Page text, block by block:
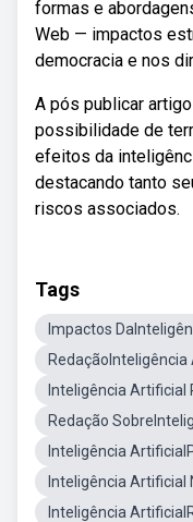
formas e
Web — impactos
democracia e nos
A pós publicar
possibilidade de
efeitos da
destacando tanto
riscos associados.
Tags
Impactos
RedaçãoInteligência
Inteligência Artificial
Redação
Inteligência
Inteligência Artificial
Inteligência